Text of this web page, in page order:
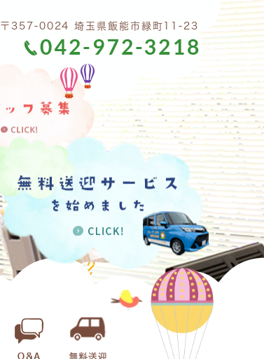
〒357-0024 埼玉県飯能市緑町11-23